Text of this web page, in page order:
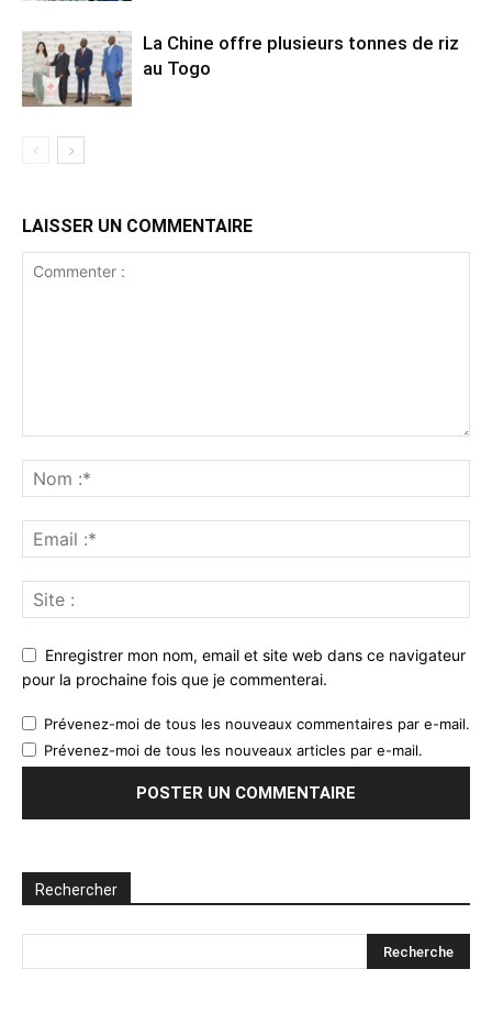
La Chine offre plusieurs tonnes de riz
au Togo
LAISSER UN COMMENTAIRE
Enregistrer mon nom, email et site web dans ce navigateur
pour la prochaine fois que je commenterai.
Prévenez-moi de tous les nouveaux commentaires par e-mail.
Prévenez-moi de tous les nouveaux articles par e-mail.
Rechercher